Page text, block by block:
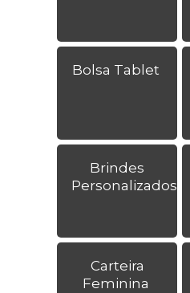
Bolsa Tablet
Brindes
Personalizados
Carteira
Feminina